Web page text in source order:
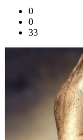
0
0
33